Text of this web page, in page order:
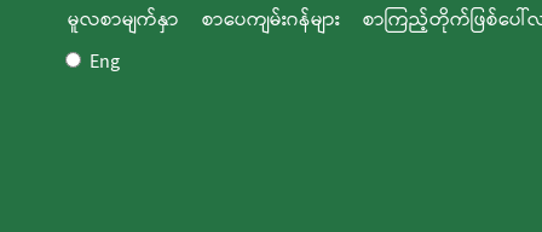
မူလစာမျက်နှာ စာပေကျမ်းဂန်များ
စာကြည့်တိုက်ဖြစ်ပေါ်
Eng